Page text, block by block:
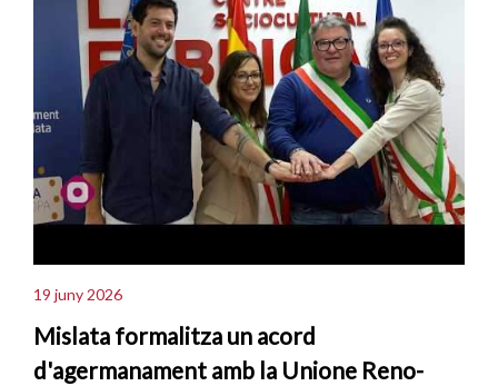
19 juny 2026
Mislata formalitza un acord
d'agermanament amb la Unione Reno-